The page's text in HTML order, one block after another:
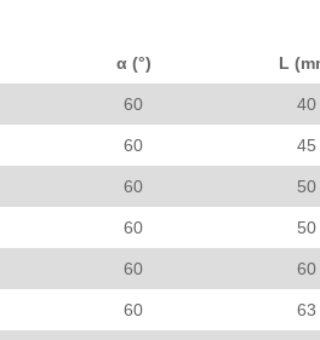
α (°) L
60 40
60 45
60 50
60 50
60 60
60 63